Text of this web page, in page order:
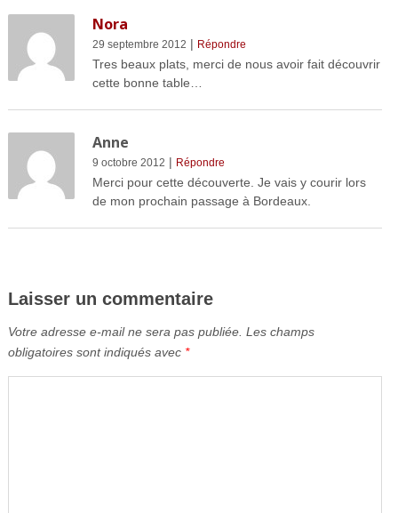
Nora
29 septembre 2012 | Répondre
Tres beaux plats, merci de nous avoir fait découvrir
cette bonne table…
Anne
9 octobre 2012 | Répondre
Merci pour cette découverte. Je vais y courir lors
de mon prochain passage à Bordeaux.
Laisser un commentaire
Votre adresse e-mail ne sera pas publiée. Les champs
obligatoires sont indiqués avec *